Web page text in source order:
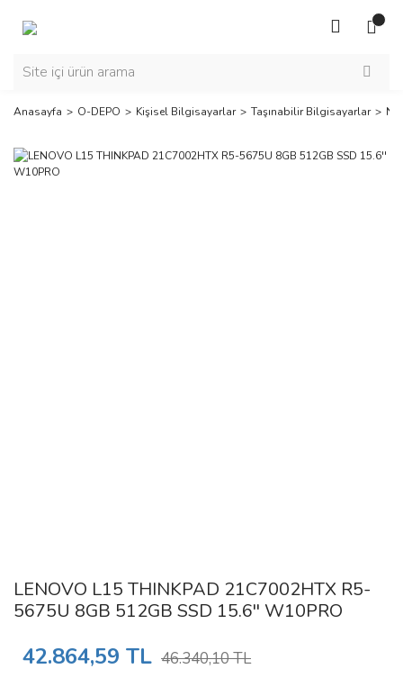
Anasayfa O-DEPO Kişisel Bilgisayarlar Taşınabilir Bilgisayarlar
LENOVO L15 THINKPAD 21C7002HTX R5-
5675U 8GB 512GB SSD 15.6'' W10PRO
42.864,59 TL 46.340,10 TL